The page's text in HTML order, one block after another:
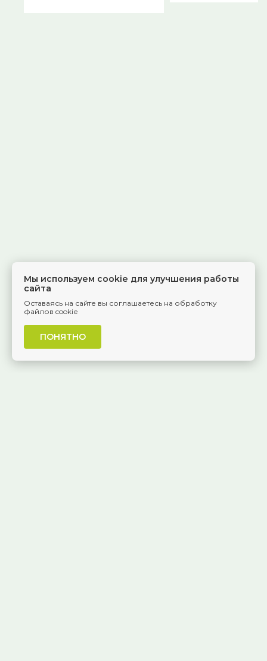
Мы используем cookie для улучшения работы
сайта
Оставаясь на сайте вы соглашаетесь на обработку
файлов cookie
ПОНЯТНО